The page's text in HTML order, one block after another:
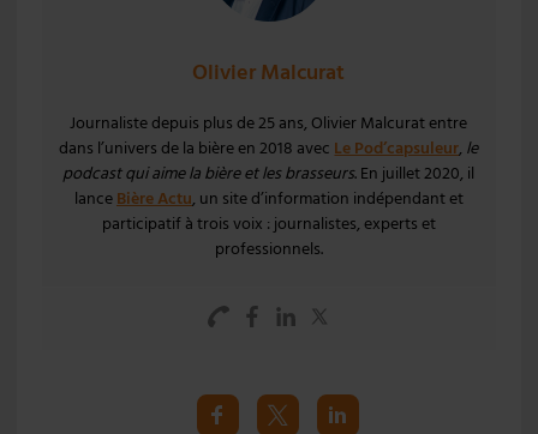
Olivier Malcurat
Journaliste depuis plus de 25 ans, Olivier Malcurat entre
dans l’univers de la bière en 2018 avec Le Pod’capsuleur, le
podcast qui aime la bière et les brasseurs. En juillet 2020, il
lance Bière Actu, un site d’information indépendant et
participatif à trois voix : journalistes, experts et
professionnels.